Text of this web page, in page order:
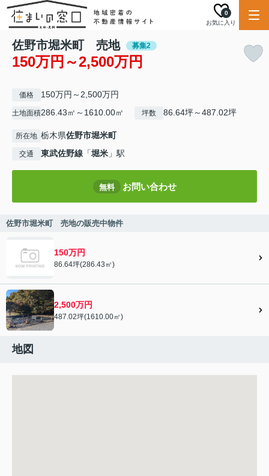
お気に入り
0
佐野市堀米町 売地 募集2
150万円～2,500万円
価格 150万円～2,500万円
土地面積286.43㎡～1610.00㎡ 坪数 86.64坪～487.02坪
所在地 栃木県佐野市堀米町
交通 東武佐野線 「堀米 」駅
無料 お問い合わせ
佐野市堀米町 売地の販売中物件
150万円
86.64坪(286.43㎡)
2,500万円
487.02坪(1610.00㎡)
地図